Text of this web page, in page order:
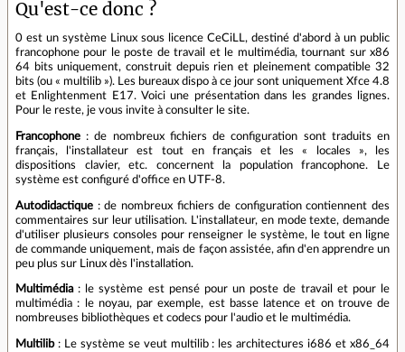
Qu'est-ce donc ?
0 est un système Linux sous licence CeCiLL, destiné d'abord à un public
francophone pour le poste de travail et le multimédia, tournant sur x86
64 bits uniquement, construit depuis rien et pleinement compatible 32
bits (ou « multilib »). Les bureaux dispo à ce jour sont uniquement Xfce 4.8
et Enlightenment E17. Voici une présentation dans les grandes lignes.
Pour le reste, je vous invite à consulter le site.
Francophone : de nombreux fichiers de configuration sont traduits en
français, l'installateur est tout en français et les « locales », les
dispositions clavier, etc. concernent la population francophone. Le
système est configuré d'office en UTF-8.
Autodidactique : de nombreux fichiers de configuration contiennent des
commentaires sur leur utilisation. L'installateur, en mode texte, demande
d'utiliser plusieurs consoles pour renseigner le système, le tout en ligne
de commande uniquement, mais de façon assistée, afin d'en apprendre un
peu plus sur Linux dès l'installation.
Multimédia: le système est pensé pour un poste de travail et pour le
multimédia : le noyau, par exemple, est basse latence et on trouve de
nombreuses bibliothèques et codecs pour l'audio et le multimédia.
Multilib: Le système se veut multilib : les architectures i686 et x86_64